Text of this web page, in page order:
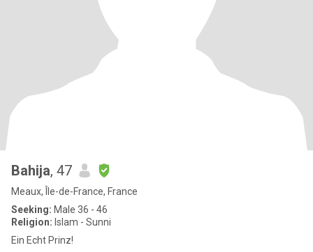
Bahija, 47
Meaux, Île-de-France, France
Seeking: Male 36 - 46
Religion: Islam - Sunni
Ein Echt Prinz!